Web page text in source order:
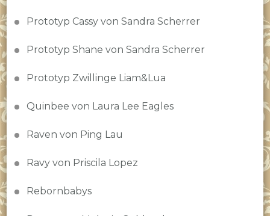
Prototyp Cassy von Sandra Scherrer
Prototyp Shane von Sandra Scherrer
Prototyp Zwillinge Liam&Lua
Quinbee von Laura Lee Eagles
Raven von Ping Lau
Ravy von Priscila Lopez
Rebornbabys